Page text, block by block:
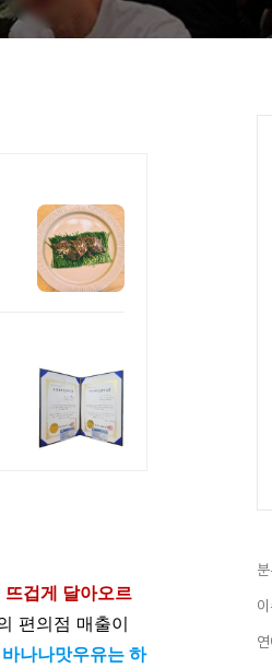
겁게 달아오르
편의점 매출이
바나나맛우유는 하